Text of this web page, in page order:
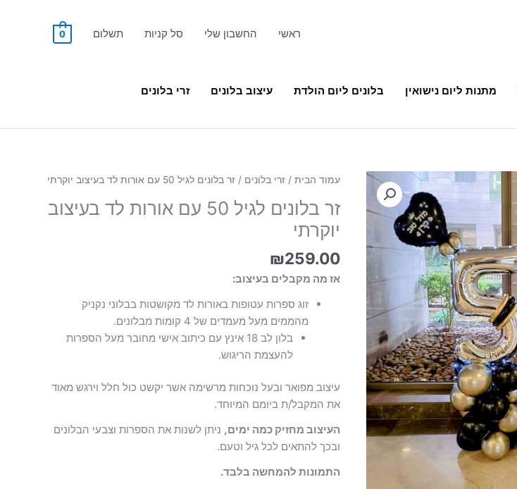
ראשי החשבון שלי סל קניות תשלום 0
מתנות ליום נישואין בלונים ליום הולדת עיצוב בלונים
זרי בלונים
עמוד הבית/ זרי בלונים / זר בלונים לגיל 50 עם אורות לד בעיצוב יוקרתי
זר בלונים לגיל 50 עם אורות לד בעיצוב
יוקרתי
₪259.00
אז מה מקבלים בעיצוב:
זוג ספרות עטופות באורות לד מקושטות בבלוני נקניק
מהממים מעל מעמדים של 4 קומות מבלונים.
בלון לב 18 אינץ עם כיתוב אישי מחובר מעל הספרות
להעצמת הריגוש.
עיצוב מפואר ובעל נוכחות מרשימה אשר יקשט כול חלל וירגש מאוד
את המקבל/ת ביומם המיוחד.
העיצוב מחזיק כמה ימים, ניתן לשנות את הספרות וצבעי הבלונים
ובכך להתאים לכל גיל וטעם.
התמונות להמחשה בלבד.